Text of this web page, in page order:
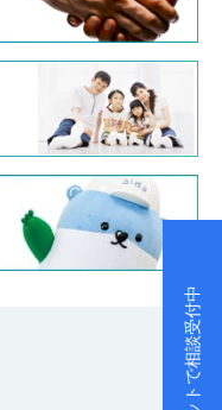
チャットで相談受付中